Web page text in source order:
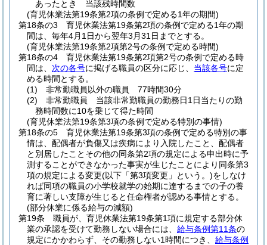
あったとき 当該残時間数
(育児休業法第19条第2項の条例で定める1年の期間)
第18条の3
育児休業法第19条第2項の条例で定める1年の期
間は、毎年4月1日から翌年3月31日までとする。
(育児休業法第19条第2項第2号の条例で定める時間)
第18条の4
育児休業法第19条第2項第2号の条例で定める時
間は、 次の各号に掲げる職員の区分に応じ、 当該各号に定
める時間とする。
(1)
非常勤職員以外の職員 77時間30分
(2)
非常勤職員 当該非常勤職員の勤務日1日当たりの勤
務時間数に10を乗じて得た時間
(育児休業法第19条第3項の条例で定める特別の事情)
第18条の5
育児休業法第19条第3項の条例で定める特別の事
情は、配偶者が負傷又は疾病により入院したこと、配偶者
と別居したことその他の同条第2項の規定による申出時に予
測することができなかった事実が生じたことにより同条第3
項の規定による変更(以下「第3項変更」という。)をしなけ
れば同項の職員の小学校就学の始期に達するまでの子の養
育に著しい支障が生じると任命権者が認める事情とする。
(部分休業に係る給与の減額)
第19条
職員が、育児休業法第19条第1項に規定する部分休
業の承認を受けて勤務しない場合には、 給与条例第11条の
規定にかかわらず、その勤務しない1時間につき、 給与条例